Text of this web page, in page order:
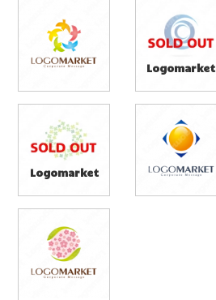
Logomarket
Logomarket